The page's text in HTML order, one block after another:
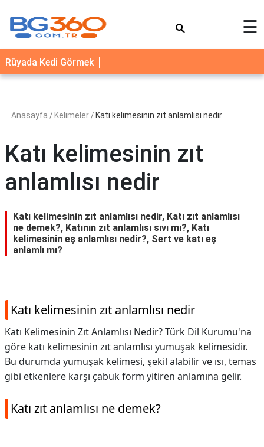
YEMEK
TARİFLERİ
SAĞLIK
İLETİŞİM
☰
Rüyada Kedi Görmek
Anasayfa Kelimeler Katı kelimesinin zıt anlamlısı nedir
Katı kelimesinin zıt
anlamlısı nedir
Katı kelimesinin zıt anlamlısı nedir, Katı zıt anlamlısı
ne demek?, Katının zıt anlamlısı sıvı mı?, Katı
kelimesinin eş anlamlısı nedir?, Sert ve katı eş
anlamlı mı?
Katı kelimesinin zıt anlamlısı nedir
Katı Kelimesinin Zıt Anlamlısı Nedir? Türk Dil Kurumu'na
göre katı kelimesinin zıt anlamlısı yumuşak kelimesidir.
Bu durumda yumuşak kelimesi, şekil alabilir ve ısı, temas
gibi etkenlere karşı çabuk form yitiren anlamına gelir.
Katı zıt anlamlısı ne demek?